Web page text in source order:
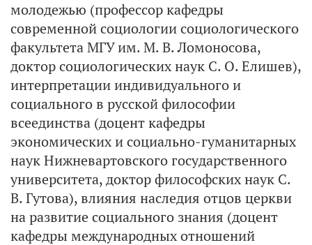
молодежью (профессор кафедры
современной социологии социологического
факультета МГУ им. М. В. Ломоносова,
доктор социологических наук С. О. Елишев),
интерпретации индивидуального и
социального в русской философии
всеединства (доцент кафедры
экономических и социально-гуманитарных
наук Нижневартовского государственного
университета, доктор философских наук С.
В. Гутова), влияния наследия отцов церкви
на развитие социального знания (доцент
кафедры международных отношений